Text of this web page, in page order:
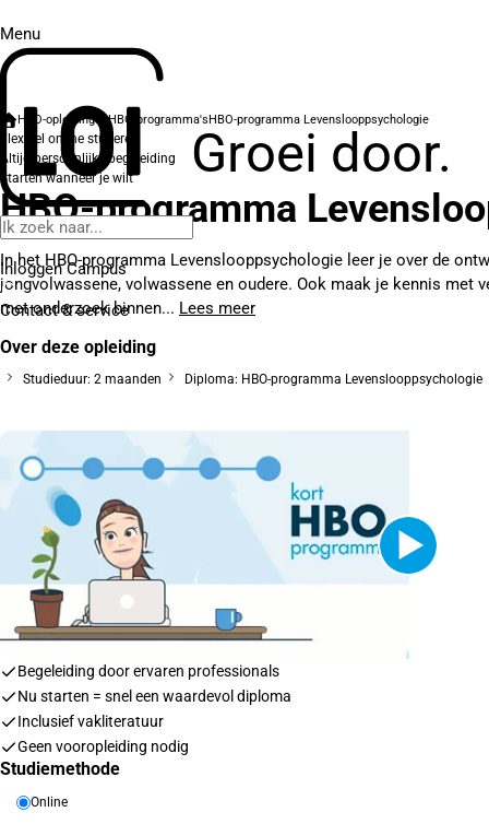
Menu
Groei door.
Inloggen Campus
Contact& service
HBO-opleidingenHBO-programma'sHBO-programma Levenslooppsychologie
Flexibel online studeren
Altijd persoonlijke begeleiding
Starten wanneer je wilt
HBO-programma
In het HBO-programma Levenslooppsychologie leer je over de
jongvolwassene, volwassene en oudere. Ook maak je kennis met
met onderzoek binnen... Lees meer
Over deze opleiding
Studieduur: 2 maanden Diploma: HBO-programma Levenslooppsychologie
Begeleiding door ervaren professionals
Nu starten = snel een waardevol diploma
Inclusief vakliteratuur
Geen vooropleiding nodig
Studiemethode
Online